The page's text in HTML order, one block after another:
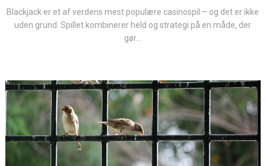
Blackjack er et af verdens mest populære casinospil – og det er ikke
uden grund. Spillet kombinerer held og strategi på en måde, der
gør...